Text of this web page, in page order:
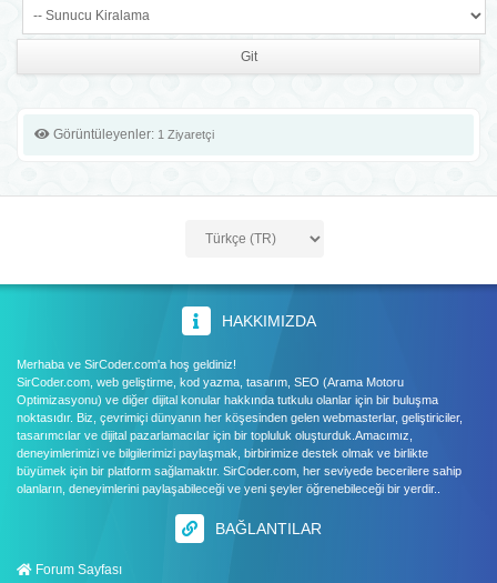
Görüntüleyenler: 1 Ziyaretçi
HAKKIMIZDA
Merhaba ve SirCoder.com'a hoş geldiniz!
SirCoder.com, web geliştirme, kod yazma, tasarım, SEO (Arama Motoru
Optimizasyonu) ve diğer dijital konular hakkında tutkulu olanlar için bir buluşma
noktasıdır. Biz, çevrimiçi dünyanın her köşesinden gelen webmasterlar, geliştiriciler,
tasarımcılar ve dijital pazarlamacılar için bir topluluk oluşturduk.Amacımız,
deneyimlerimizi ve bilgilerimizi paylaşmak, birbirimize destek olmak ve birlikte
büyümek için bir platform sağlamaktır. SirCoder.com, her seviyede becerilere sahip
olanların, deneyimlerini paylaşabileceği ve yeni şeyler öğrenebileceği bir yerdir..
BAĞLANTILAR
Forum Sayfası